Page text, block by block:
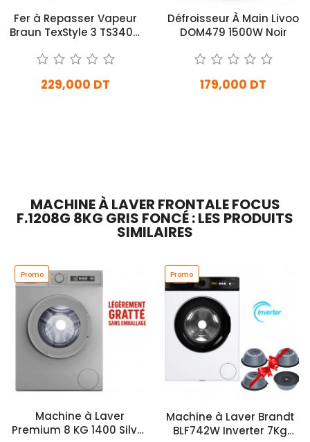
Fer à Repasser Vapeur
Braun TexStyle 3 TS340C
229,000 DT
Défroisseur À Main Livoo
DOM479 1500W Noir
179,000 DT
MACHINE À LAVER FRONTALE FOCUS
F.1208G 8KG GRIS FONCÉ : LES PRODUITS
SIMILAIRES
Promo
Machine à Laver
Premium 8 KG 1400 Silver
Promo
Machine à Laver Brandt
BLF742W Inverter 7Kg